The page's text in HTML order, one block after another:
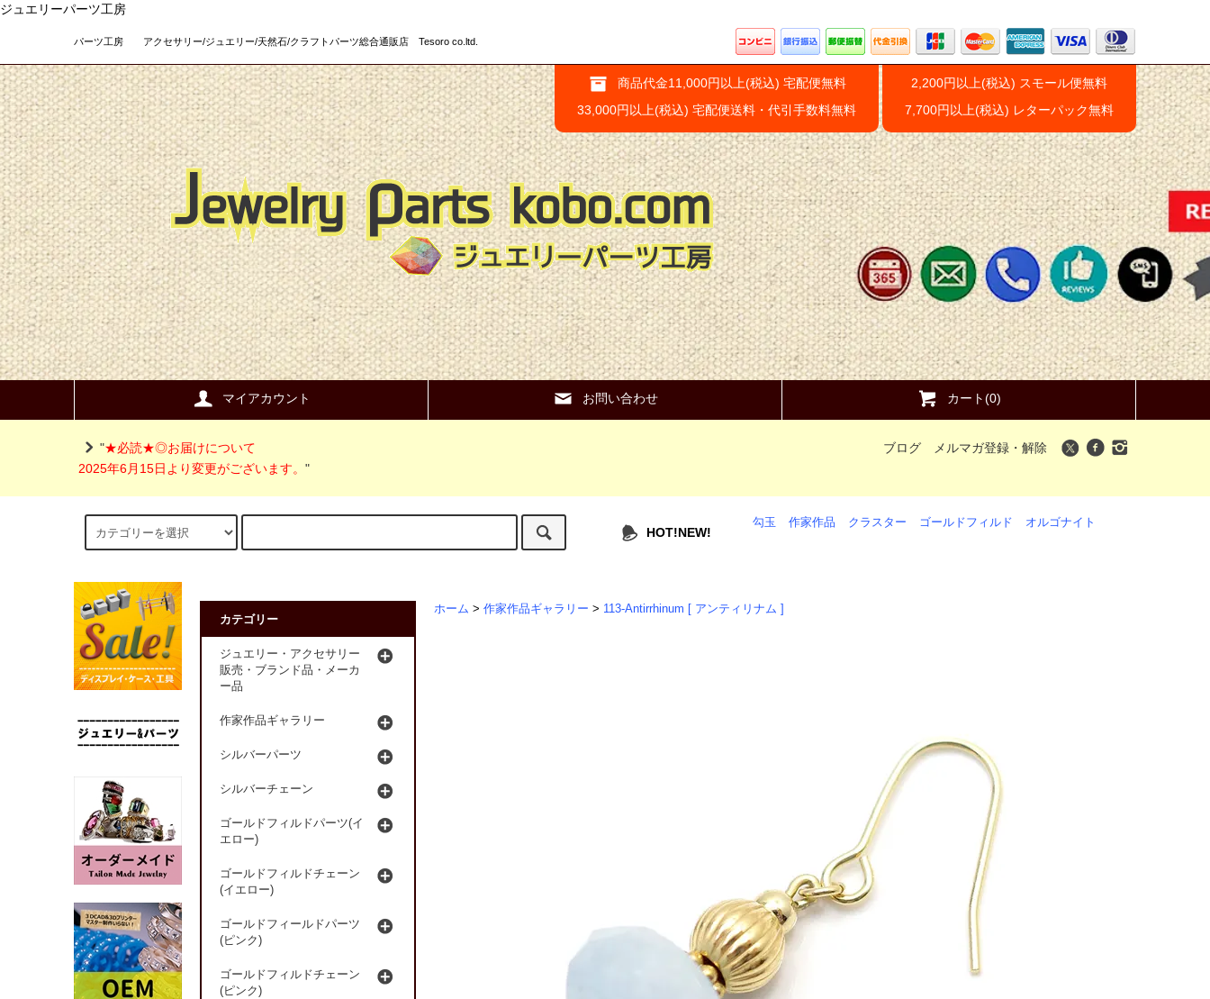
ジュエリーパーツ工房
パーツ工房 アクセサリー/ジュエリー/天然石/クラフトパーツ総合通販店 Tesoro co.ltd.
商品代金11,000円以上(税込) 宅配便無料
33,000円以上(税込) 宅配便送料・代引手数料無料
2,200円以上(税込) スモール便無料
7,700円以上(税込) レターパック無料
マイアカウント お問い合わせ カート(0)
"★必読★◎お届けについて
2025年6月15日より変更がございます。 "
ブログ メルマガ登録・解除
HOT!NEW!
勾玉 作家作品 クラスター ゴールドフィルド オルゴナイト
ホーム > 作家作品ギャラリー > 113-Antirrhinum [ アンティリナム ]
カテゴリー
ジュエリー・アクセサリー
販売・ブランド品・メーカ
ー品
作家作品ギャラリー
シルバーパーツ
シルバーチェーン
ゴールドフィルドパーツ(イ
エロー)
ゴールドフィルドチェーン
(イエロー)
ゴールドフィールドパーツ
(ピンク)
ゴールドフィルドチェーン
(ピンク)